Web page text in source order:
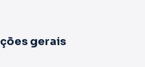
gerais